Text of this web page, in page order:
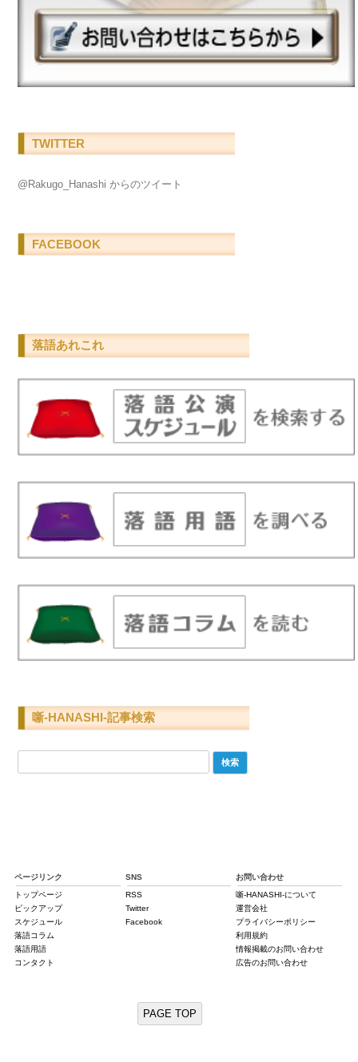
TWITTER
@Rakugo_Hanashi からのツイート
FACEBOOK
落語あれこれ
噺-HANASHI-記事検索
ページリンク
トップページ
ピックアップ
スケジュール
落語コラム
落語用語
コンタクト
SNS
RSS
Twitter
Facebook
お問い合わせ
噺-HANASHI-について
運営会社
プライバシーポリシー
利用規約
情報掲載のお問い合わせ
広告のお問い合わせ
PAGE TOP